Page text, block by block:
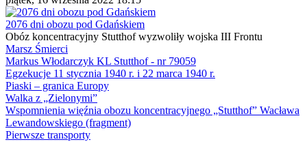
2076 dni obozu pod Gdańskiem
Obóz koncentracyjny Stutthof wyzwoliły wojska III Frontu
Marsz Śmierci
Markus Włodarczyk KL Stutthof - nr 79059
Egzekucje 11 stycznia 1940 r. i 22 marca 1940 r.
Piaski – granica Europy
Walka z „Zielonymi”
Wspomnienia więźnia obozu koncentracyjnego „Stutthof” Wacława
Lewandowskiego (fragment)
Pierwsze transporty